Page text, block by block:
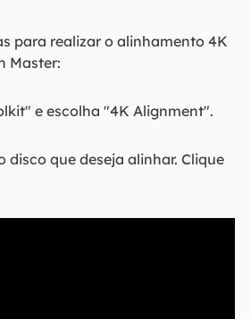
para realizar o alinhamento 4K
Master:
e escolha "4K Alignment".
disco que deseja alinhar. Clique